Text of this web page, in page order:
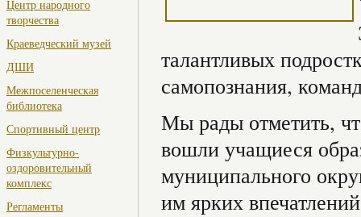
Центр народного
творчества
Краеведческий музей
ДШИ
Межпоселенческая
библиотека
Спортивный центр
Физкультурно-
оздоровительный
комплекс
Регламенты
талантливых
самопознания,
Мы рады отметить,
вошли учащиеся
муниципального
им ярких